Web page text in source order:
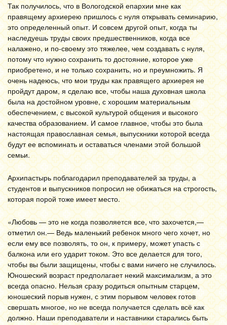
Так получилось, что в Вологодской епархии мне как
правящему архиерею пришлось с нуля открывать семинарию,
это определенный опыт. И совсем другой опыт, когда ты
наследуешь труды своих предшественников, когда все
налажено, и по-своему это тяжелее, чем создавать с нуля,
потому что нужно сохранить то достояние, которое уже
приобретено, и не только сохранить, но и преумножить. Я
очень надеюсь, что мои труды как правящего архиерея не
пройдут даром, я сделаю все, чтобы наша духовная школа
была на достойном уровне, с хорошим материальным
обеспечением, с высокой культурой общения и высокого
качества образованием. И самое главное, чтобы это была
настоящая православная семья, выпускники которой всегда
будут ее вспоминать и оставаться членами этой большой
семьи.
Архипастырь поблагодарил преподавателей за труды, а
студентов и выпускников попросил не обижаться на строгость,
которая порой тоже имеет место.
«Любовь — это не когда позволяется все, что захочется,—
отметил он.— Ведь маленький ребенок много чего хочет, но
если ему все позволять, то он, к примеру, может упасть с
балкона или его ударит током. Это все делается для того,
чтобы вы были защищены, чтобы с вами ничего не случилось.
Юношеский возраст предполагает некий максимализм, а это
всегда опасно. Нельзя сразу родиться опытным старцем,
юношеский порыв нужен, с этим порывом человек готов
свершать многое, но не всегда получается сделать всё как
должно. Наши преподаватели и наставники старались быть